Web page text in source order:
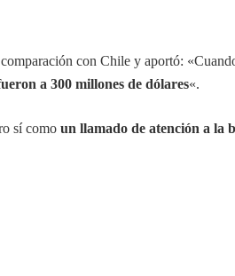
con Chile y aportó:
a 300 millones de dólares«.
sí como un llamado de atención a la